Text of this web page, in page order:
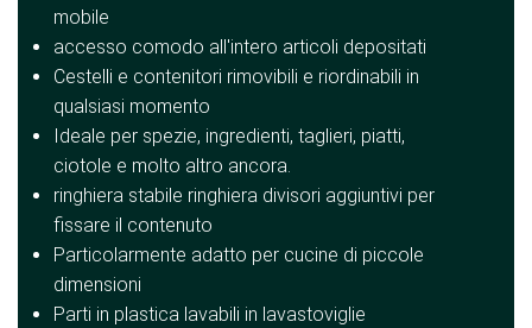
mobile
accesso comodo all'intero articoli depositati
Cestelli e contenitori rimovibili e riordinabili in
qualsiasi momento
Ideale per spezie, ingredienti, taglieri, piatti,
ciotole e molto altro ancora.
ringhiera stabile ringhiera divisori aggiuntivi per
fissare il contenuto
Particolarmente adatto per cucine di piccole
dimensioni
Parti in plastica lavabili in lavastoviglie